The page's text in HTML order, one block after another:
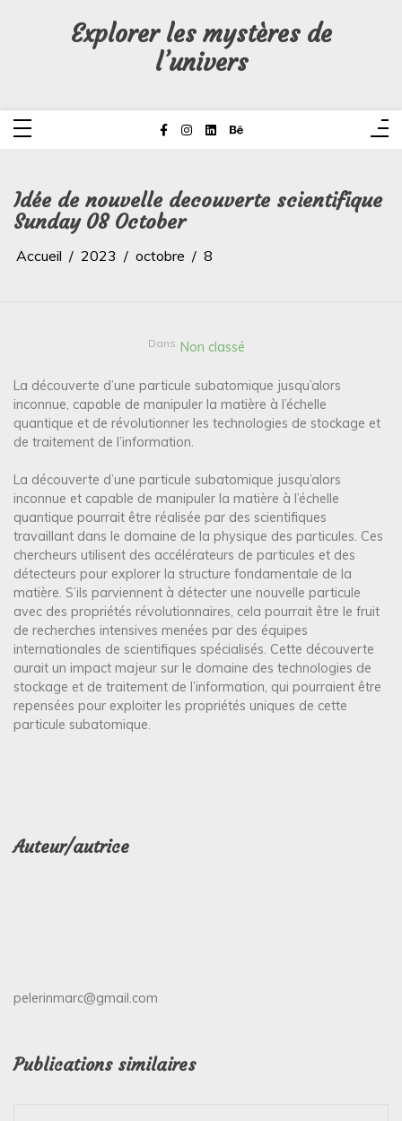
Explorer les mystères de
l’univers
Idée de nouvelle decouverte scientifique
Sunday 08 October
Accueil 2023 octobre 8
Dans Non classé
La découverte d’une particule subatomique jusqu’alors
inconnue, capable de manipuler la matière à l’échelle
quantique et de révolutionner les technologies de stockage et
de traitement de l’information.
La découverte d’une particule subatomique jusqu’alors
inconnue et capable de manipuler la matière à l’échelle
quantique pourrait être réalisée par des scientifiques
travaillant dans le domaine de la physique des particules. Ces
chercheurs utilisent des accélérateurs de particules et des
détecteurs pour explorer la structure fondamentale de la
matière. S’ils parviennent à détecter une nouvelle particule
avec des propriétés révolutionnaires, cela pourrait être le fruit
de recherches intensives menées par des équipes
internationales de scientifiques spécialisés. Cette découverte
aurait un impact majeur sur le domaine des technologies de
stockage et de traitement de l’information, qui pourraient être
repensées pour exploiter les propriétés uniques de cette
particule subatomique.
Auteur/autrice
pelerinmarc@gmail.com
Publications similaires